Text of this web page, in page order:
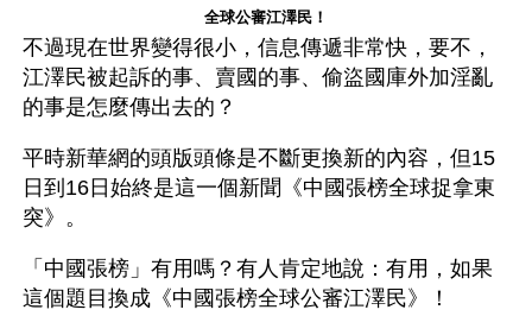
全球公審江澤民！
不過現在世界變得很小，信息傳遞非常快，要不，
江澤民被起訴的事、賣國的事、偷盜國庫外加淫亂
的事是怎麼傳出去的？
平時新華網的頭版頭條是不斷更換新的內容，但15
日到16日始終是這一個新聞《中國張榜全球捉拿東
突》。
「中國張榜」有用嗎？有人肯定地說：有用，如果
這個題目換成《中國張榜全球公審江澤民》！